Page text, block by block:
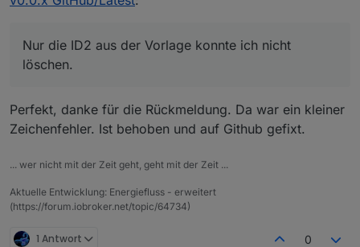
Nur die ID2 aus der Vorlage konnte ich nicht
löschen.
Perfekt, danke für die Rückmeldung. Da war ein kleiner
Zeichenfehler. Ist behoben und auf Github gefixt.
... wer nicht mit der Zeit geht, geht mit der Zeit ...
Aktuelle Entwicklung: Energiefluss - erweitert
(https://forum.iobroker.net/topic/64734)
1 Antwort 0